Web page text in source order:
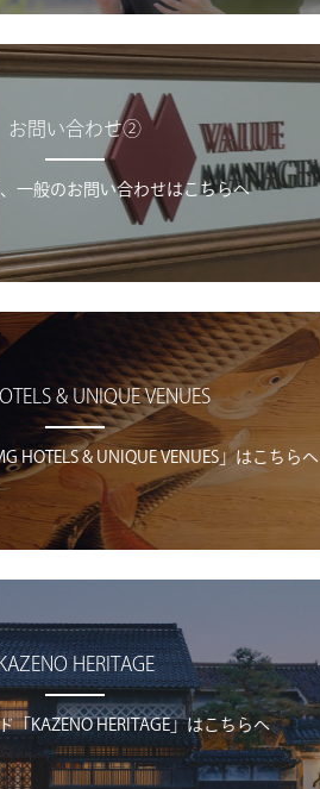
お問い合わせ②
一般のお問い合わせはこちらへ
& UNIQUE VENUES
HOTELS & UNIQUE VENUES」はこちらへ
HERITAGE
「KAZENO HERITAGE」はこちらへ